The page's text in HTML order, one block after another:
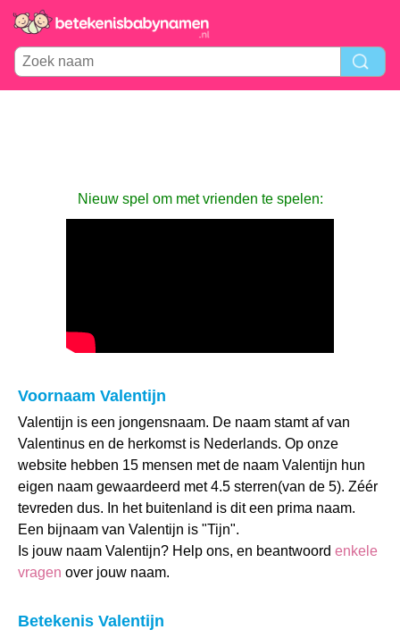
Nieuw spel om met vrienden te spelen:
Voornaam Valentijn
Valentijn is een jongensnaam. De naam stamt af van
Valentinus en de herkomst is Nederlands. Op onze
website hebben 15 mensen met de naam Valentijn hun
eigen naam gewaardeerd met 4.5 sterren(van de 5). Zéér
tevreden dus. In het buitenland is dit een prima naam.
Een bijnaam van Valentijn is "Tijn".
Is jouw naam Valentijn? Help ons, en beantwoord enkele
vragen over jouw naam.
Betekenis Valentijn